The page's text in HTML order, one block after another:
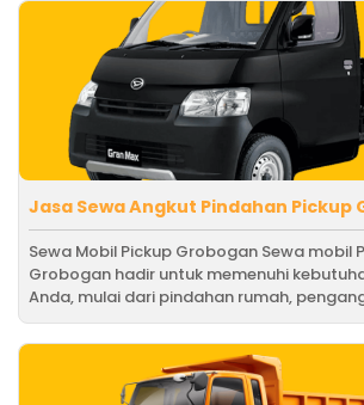
Jasa Sewa Angkut Pindahan Pickup
Sewa Mobil Pickup Grobogan Sewa mobil
Grobogan hadir untuk memenuhi
Anda, mulai dari pindahan rumah,